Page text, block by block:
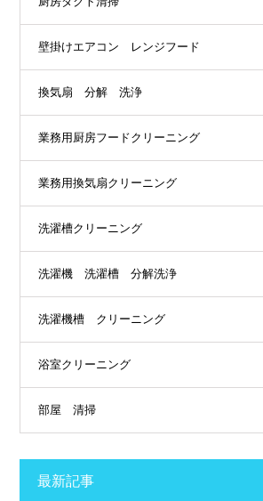
壁掛けエアコン レンジフード
換気扇 分解 洗浄
業務用厨房フードクリーニング
業務用換気扇クリーニング
洗濯槽クリーニング
洗濯機 洗濯槽 分解洗浄
洗濯機槽 クリーニング
浴室クリーニング
部屋 清掃
最新記事